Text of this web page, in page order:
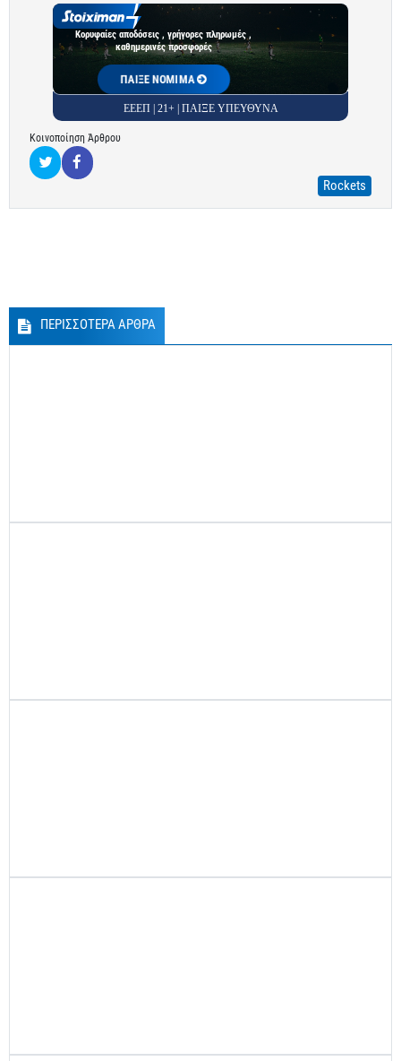
Κορυφαίες αποδόσεις , γρήγορες πληρωμές ,
καθημερινές προσφορές
ΠΑΙΞΕ ΝΟΜΙΜΑ
ΕΕΕΠ | 21+ | ΠΑΙΞΕ ΥΠΕΥΘΥΝΑ
Κοινοποίηση Άρθρου
Rockets
ΠΕΡΙΣΣΟΤΕΡΑ ΑΡΘΡΑ